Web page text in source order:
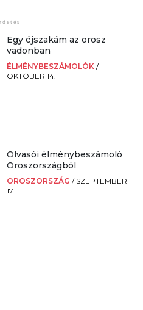
Egy éjszakám az orosz
vadonban
ÉLMÉNYBESZÁMOLÓK /
OKTÓBER 14.
Olvasói élménybeszámoló
Oroszországból
OROSZORSZÁG / SZEPTEMBER
17.